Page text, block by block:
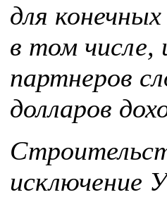
для
в том числе,
партнеров
долларов
исключение